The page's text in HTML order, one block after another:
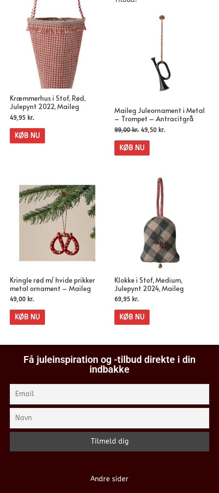
Kræmmerhus i Stof, Rød,
Julepynt 2022, Maileg
49,95 kr.
KØB NU
Maileg Juleornament i Metal
– Trompet – Antracitgrå
99,00kr. 49,50 kr.
KØB NU
Kringle rød m/ hvide prikker
metal ornament – Maileg
49,00 kr.
KØB NU
Klokke i Stof, Medium,
Julepynt 2024, Maileg
69,95 kr.
KØB NU
Få juleinspiration og -tilbud direkte i din
indbakke
Andre sider